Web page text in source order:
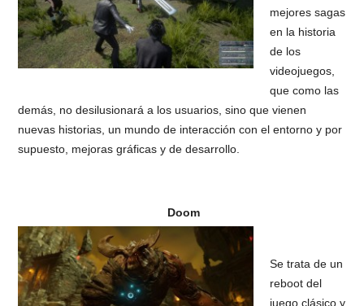
mejores sagas
en la historia
de los
videojuegos,
que como las
demás, no desilusionará a los usuarios, sino que vienen
nuevas historias, un mundo de interacción con el entorno y por
supuesto, mejoras gráficas y de desarrollo.
Doom
Se trata de un
reboot del
juego clásico y